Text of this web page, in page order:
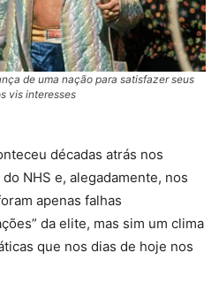
de uma nação para satisfazer seus
vis interesses
décadas atrás nos
NHS e, alegadamente, nos
apenas falhas
da elite, mas sim um clima
que nos dias de hoje nos